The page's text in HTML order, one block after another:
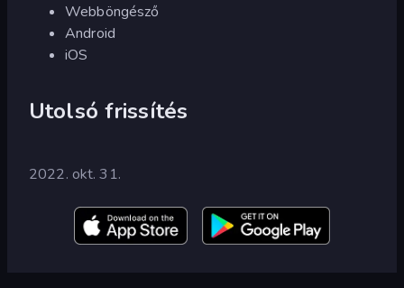
Webböngésző
Android
iOS
Utolsó frissítés
2022. okt. 31.